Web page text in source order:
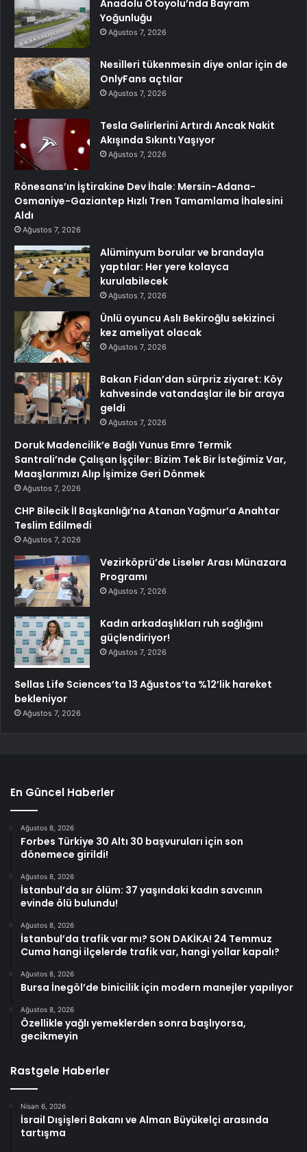
Anadolu Otoyolu’nda Bayram
Yoğunluğu
Ağustos 7, 2026
Nesilleri tükenmesin diye onlar için de
OnlyFans açtılar
Ağustos 7, 2026
Tesla Gelirlerini Artırdı Ancak Nakit
Akışında Sıkıntı Yaşıyor
Ağustos 7, 2026
Rönesans’ın İştirakine Dev İhale: Mersin-Adana-
Osmaniye-Gaziantep Hızlı Tren Tamamlama İhalesini
Aldı
Ağustos 7, 2026
Alüminyum borular ve brandayla
yaptılar: Her yere kolayca
kurulabilecek
Ağustos 7, 2026
Ünlü oyuncu Aslı Bekiroğlu sekizinci
kez ameliyat olacak
Ağustos 7, 2026
Bakan Fidan’dan sürpriz ziyaret: Köy
kahvesinde vatandaşlar ile bir araya
geldi
Ağustos 7, 2026
Doruk Madencilik’e Bağlı Yunus Emre Termik
Santrali’nde Çalışan İşçiler: Bizim Tek Bir İsteğimiz Var,
Maaşlarımızı Alıp İşimize Geri Dönmek
Ağustos 7, 2026
CHP Bilecik İl Başkanlığı’na Atanan Yağmur’a Anahtar
Teslim Edilmedi
Ağustos 7, 2026
Vezirköprü’de Liseler Arası Münazara
Programı
Ağustos 7, 2026
Kadın arkadaşlıkları ruh sağlığını
güçlendiriyor!
Ağustos 7, 2026
Sellas Life Sciences’ta 13 Ağustos’ta %12’lik hareket
bekleniyor
Ağustos 7, 2026
En Güncel Haberler
Ağustos 8, 2026
Forbes Türkiye 30 Altı 30 başvuruları için son
dönemece girildi!
Ağustos 8, 2026
İstanbul’da sır ölüm: 37 yaşındaki kadın savcının
evinde ölü bulundu!
Ağustos 8, 2026
İstanbul’da trafik var mı? SON DAKİKA! 24 Temmuz
Cuma hangi ilçelerde trafik var, hangi yollar kapalı?
Ağustos 8, 2026
Bursa İnegöl’de binicilik için modern manejler yapılıyor
Ağustos 8, 2026
Özellikle yağlı yemeklerden sonra başlıyorsa,
gecikmeyin
Rastgele Haberler
Nisan 6, 2026
İsrail Dışişleri Bakanı ve Alman Büyükelçi arasında
tartışma